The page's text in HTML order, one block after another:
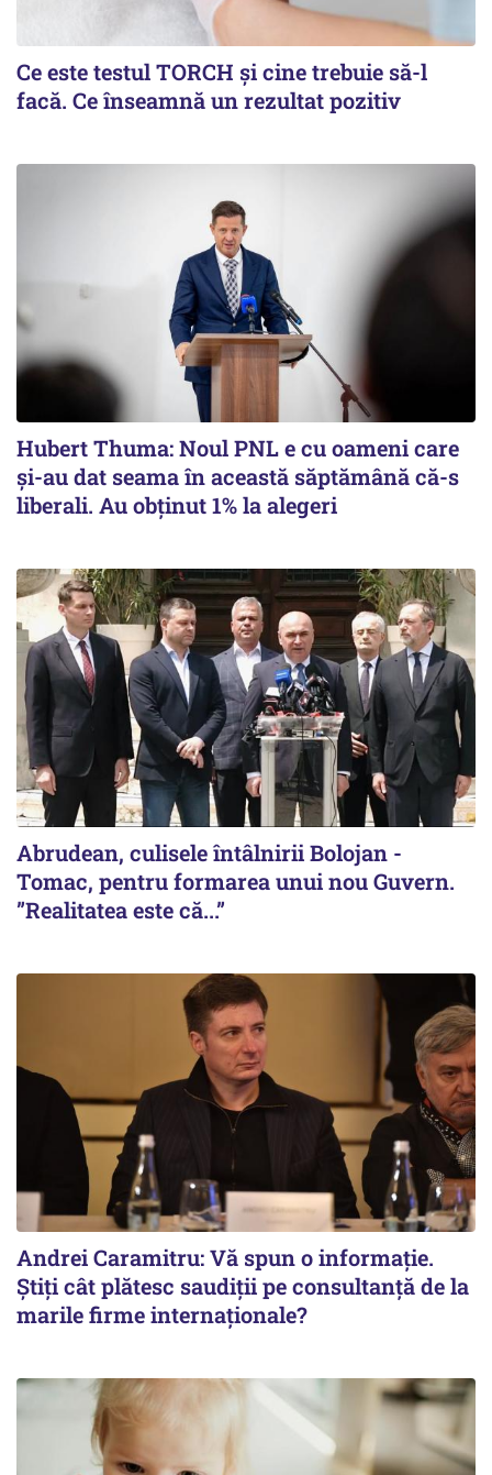
Ce este testul TORCH și cine trebuie să-l
facă. Ce înseamnă un rezultat pozitiv
Hubert Thuma: Noul PNL e cu oameni care
și-au dat seama în această săptămână că-s
liberali. Au obținut 1% la alegeri
Abrudean, culisele întâlnirii Bolojan -
Tomac, pentru formarea unui nou Guvern.
”Realitatea este că...”
Andrei Caramitru: Vă spun o informație.
Știți cât plătesc saudiții pe consultanță de la
marile firme internaționale?